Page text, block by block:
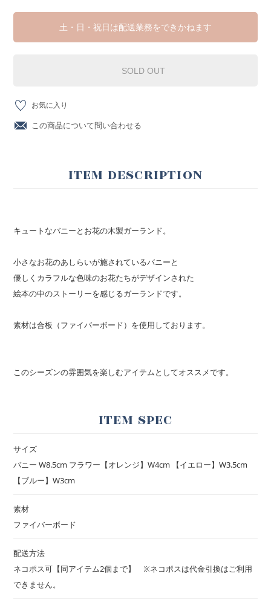
土・日・祝日は配送業務をできかねます
SOLD OUT
お気に入り
この商品について問い合わせる
ITEM DESCRIPTION
キュートなバニーとお花の木製ガーランド。
小さなお花のあしらいが施されているバニーと
優しくカラフルな色味のお花たちがデザインされた
絵本の中のストーリーを感じるガーランドです。
素材は合板（ファイバーボード）を使用しております。
このシーズンの雰囲気を楽しむアイテムとしてオススメです。
ITEM SPEC
サイズ
バニー W8.5cm フラワー【オレンジ】W4cm 【イエロー】W3.5cm
【ブルー】W3cm
素材
ファイバーボード
配送方法
ネコポス可【同アイテム2個まで】 ※ネコポスは代金引換はご利用
できません。